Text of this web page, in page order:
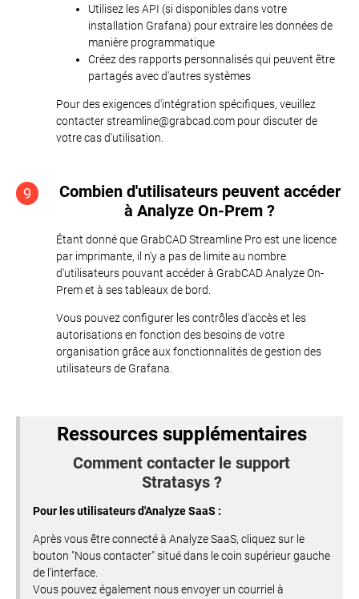
Utilisez les API (si disponibles dans votre
installation Grafana) pour extraire les données de
manière programmatique
Créez des rapports personnalisés qui peuvent être
partagés avec d'autres systèmes
Pour des exigences d'intégration spécifiques, veuillez
contacter streamline@grabcad.com pour discuter de
votre cas d'utilisation.
9
Combien d'utilisateurs peuvent accéder
à Analyze On-Prem ?
Étant donné que GrabCAD Streamline Pro est une licence
par imprimante, il n'y a pas de limite au nombre
d'utilisateurs pouvant accéder à GrabCAD Analyze On-
Prem et à ses tableaux de bord.
Vous pouvez configurer les contrôles d'accès et les
autorisations en fonction des besoins de votre
organisation grâce aux fonctionnalités de gestion des
utilisateurs de Grafana.
Ressources supplémentaires
Comment contacter le support
Stratasys ?
Pour les utilisateurs d'Analyze SaaS :
Après vous être connecté à Analyze SaaS, cliquez sur le
bouton "Nous contacter" situé dans le coin supérieur gauche
de l'interface.
Vous pouvez également nous envoyer un courriel à